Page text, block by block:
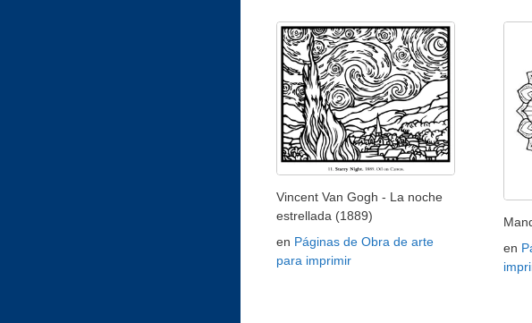
Vincent Van Gogh - La noche
estrellada (1889)
en Páginas de Obra de arte
para imprimir
en